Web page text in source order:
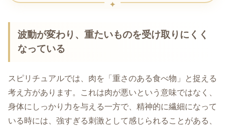
波動が変わり、重たいものを受け取りにくく
なっている
スピリチュアルでは、肉を「重さのある食べ物」と捉える
考え方があります。これは肉が悪いという意味ではなく、
身体にしっかり力を与える一方で、精神的に繊細になって
いる時には、強すぎる刺激として感じられることがある、